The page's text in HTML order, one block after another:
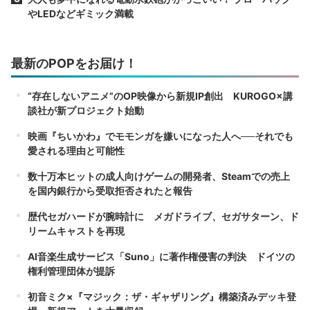
やLEDなどギミック満載
最新のPOPをお届け！
“存在しないアニメ”のOP映像から新規IP創出 KUROGO×講
談社が新プロジェクト始動
映画『ちいかわ』でモモンガを嫌いになった人へ──それでも
愛される理由と可能性
数十万本ヒットの成人向けゲームの開発者、Steamでの売上
を国内銀行から受取拒否されたと報告
歴代セガハードが腕時計に メガドライブ、セガサターン、ド
リームキャストを再現
AI音楽生成サービス「Suno」に著作権侵害の判決 ドイツの
権利管理団体が提訴
初音ミク×『マジック：ザ・ギャザリング』構築済みデッキ登